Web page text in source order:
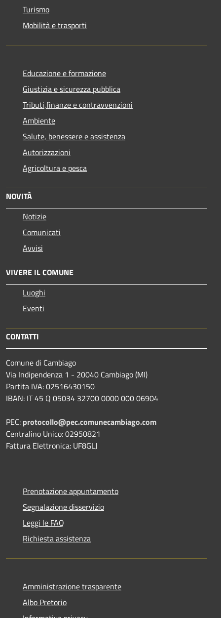
Turismo
Mobilità e trasporti
Educazione e formazione
Giustizia e sicurezza pubblica
Tributi,finanze e contravvenzioni
Ambiente
Salute, benessere e assistenza
Autorizzazioni
Agricoltura e pesca
NOVITÀ
Notizie
Comunicati
Avvisi
VIVERE IL COMUNE
Luoghi
Eventi
CONTATTI
Comune di Cambiago
Via Indipendenza 1 - 20040 Cambiago (MI)
Partita IVA: 02516430150
IBAN: IT 45 Q 05034 32700 0000 000 06904
PEC: protocollo@pec.comunecambiago.com
Centralino Unico: 02950821
Fattura Elettronica: UF8GLJ
Prenotazione appuntamento
Segnalazione disservizio
Leggi le FAQ
Richiesta assistenza
Amministrazione trasparente
Albo Pretorio